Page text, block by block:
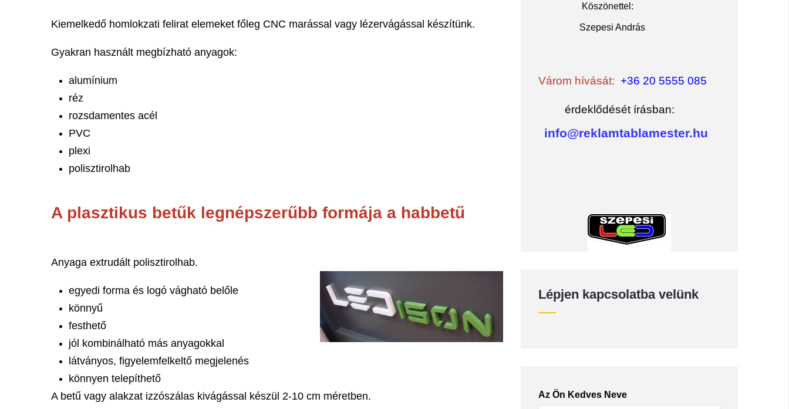
Kiemelkedő homlokzati felirat elemeket főleg CNC marással vagy lézervágással készítünk.
Gyakran használt megbízható anyagok:
alumínium
réz
rozsdamentes acél
PVC
plexi
polisztirolhab
A plasztikus betűk legnépszerűbb formája a habbetű
Anyaga extrudált polisztirolhab.
egyedi forma és logó vágható belőle
könnyű
festhető
jól kombinálható más anyagokkal
látványos, figyelemfelkeltő megjelenés
könnyen telepíthető
A betű vagy alakzat izzószálas kivágással készül 2-10 cm méretben.
Köszönettel:
Szepesi András
Várom hívását: +36 20 5555 085
érdeklődését írásban:
info@reklamtablamester.hu
Lépjen kapcsolatba velünk
Az Ön Kedves Neve